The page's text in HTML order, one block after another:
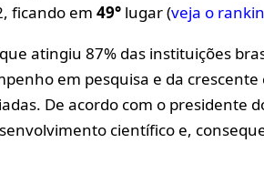
ficando em 49° lugar (veja o
atingiu 87% das instituições
em pesquisa e da
De acordo com o presidente
científico e,